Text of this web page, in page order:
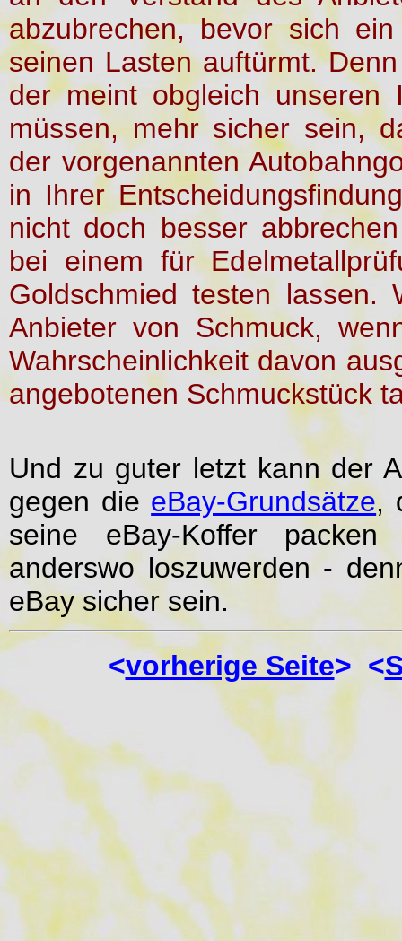
abzubrechen, bevor sich
seinen Lasten auftürmt.
der meint obgleich unseren
müssen, mehr sicher sein,
der vorgenannten
in Ihrer
nicht doch besser
bei einem für
Goldschmied testen
Anbieter von Schmuck,
Wahrscheinlichkeit davon
angebotenen Schmuckstück
Und zu guter letzt kann der
gegen die eBay-Grundsätze,
seine eBay-Koffer
anderswo loszuwerden -
eBay sicher sein.
<vorherige Seite> <